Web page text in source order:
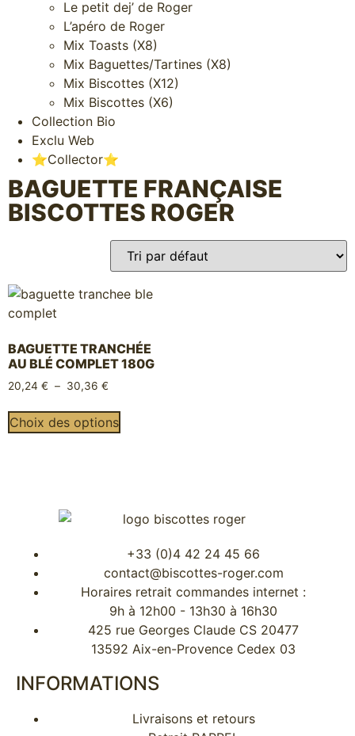
Le petit dej’ de Roger
L’apéro de Roger
Mix Toasts (X8)
Mix Baguettes/Tartines (X8)
Mix Biscottes (X12)
Mix Biscottes (X6)
Collection Bio
Exclu Web
⭐️Collector⭐️
BAGUETTE FRANÇAISE
BISCOTTES ROGER
BAGUETTE TRANCHÉE
AU BLÉ COMPLET 180G
20,24 € – 30,36 €
Choix des options
+33 (0)4 42 24 45 66
contact@biscottes-roger.com
Horaires retrait commandes internet :
9h à 12h00 - 13h30 à 16h30
425 rue Georges Claude CS 20477
13592 Aix-en-Provence Cedex 03
INFORMATIONS
Livraisons et retours